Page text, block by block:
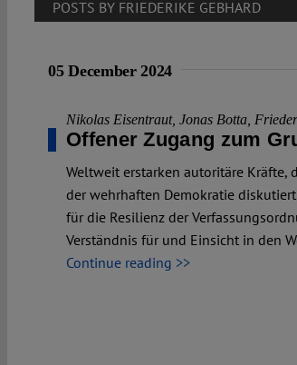
POSTS BY FRIEDERIKE GEBHARD
05 December 2024
Nikolas Eisentraut, Jonas Botta
Offener Zugang zum
Weltweit erstarken autoritäre Kräfte,
der wehrhaften Demokratie
für die Resilienz der
Verständnis für und Einsicht in den
Continue reading >>